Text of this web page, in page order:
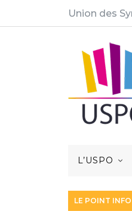
Union des
L’USPO
LE POINT